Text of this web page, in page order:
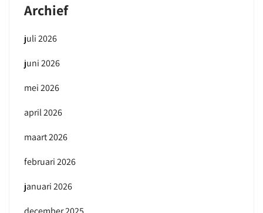
Archief
juli 2026
juni 2026
mei 2026
april 2026
maart 2026
februari 2026
januari 2026